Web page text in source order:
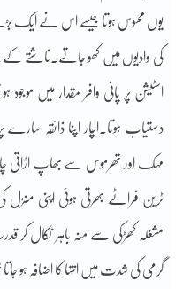
یوں محسوس ہوتا جیسے اس نے ایک
کی وادیوں میں کھو جاتے۔ناشتے
اسٹیشن پر پانی وافر مقدار میں
دستیاب ہوتا۔اچار اپنا ذائقہ سارے
مہک اور تھرموس سے بھاپ اڑاتی
ٹرین فراٹے بھرتی ہوئی اپنی
مشغلہ کھڑکی سے منہ باہر نکال کر
گرمی کی شدت میں انتہا کا اضافہ ہو جاتا